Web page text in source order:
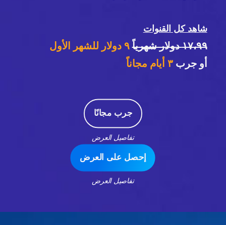
شاهد كل القنوات
١٧،٩٩ دولار شهرياً
٩ دولار للشهر الأول
أو جرب٣ أيام مجاناً
جرب مجانًا
تفاصيل العرض
إحصل على العرض
تفاصيل العرض